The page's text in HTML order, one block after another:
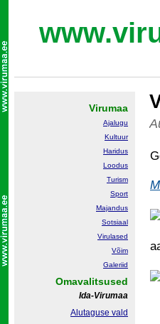
Virumaa
Ajalugu
Kultuur
Haridus
Loodus
Turism
Sport
Majandus
Sotsiaal
Virulased
Võim
Galeriid
Omavalitsused
Ida-Virumaa
Alutaguse vald